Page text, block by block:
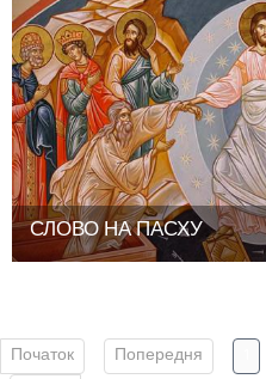
СЛОВО НА ПАСХУ
Початок Попередня